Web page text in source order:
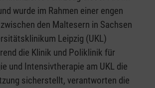
wurde im Rahmen einer engen
den Maltesern in Sachsen
Leipzig (UKL)
die Klinik und Poliklinik für
und Intensivtherapie am UKL die
sicherstellt, verantworten die